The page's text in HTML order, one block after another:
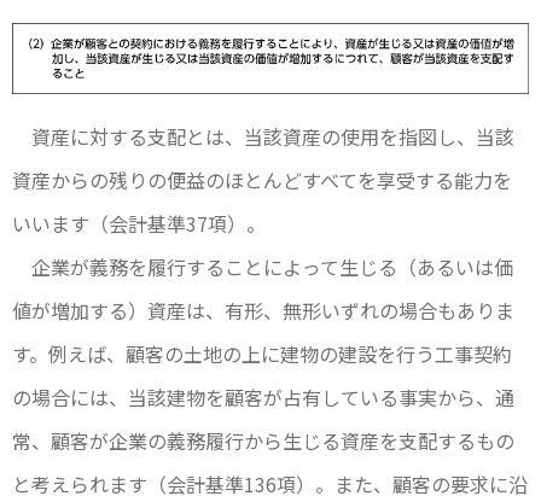
資産に対する支配とは、当該資産の使用を指図し、当該
資産からの残りの便益のほとんどすべてを享受する能力を
いいます（会計基準37項）。
企業が義務を履行することによって生じる（あるいは価
値が増加する）資産は、有形、無形いずれの場合もありま
す。例えば、顧客の土地の上に建物の建設を行う工事契約
の場合には、当該建物を顧客が占有している事実から、通
常、顧客が企業の義務履行から生じる資産を支配するもの
と考えられます（会計基準136項）。また、顧客の要求に沿